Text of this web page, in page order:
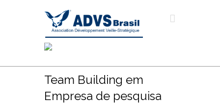
Team Building em
Empresa de pesquisa